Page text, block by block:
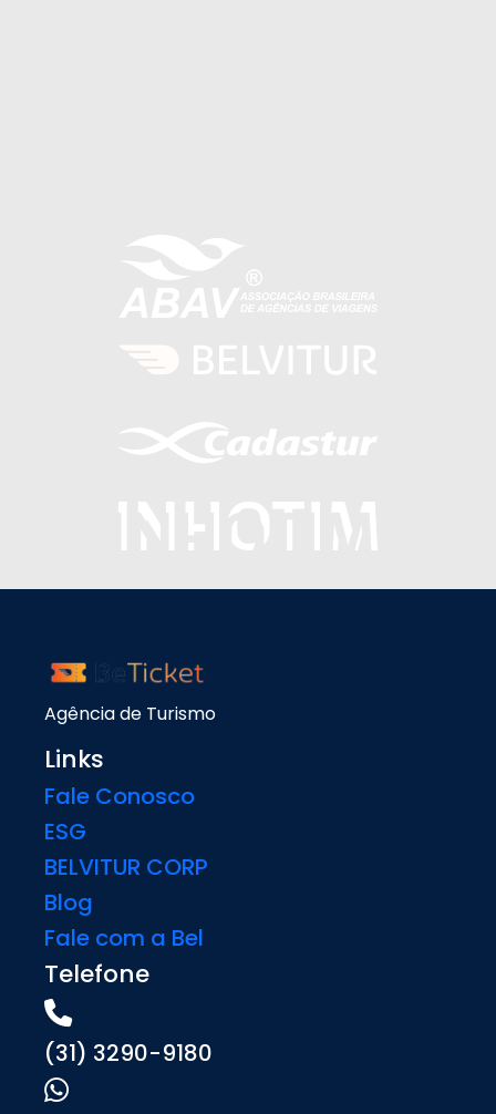
Agência de Turismo
Links
Fale Conosco
ESG
BELVITUR CORP
Blog
Fale com a Bel
Telefone
(31) 3290-9180